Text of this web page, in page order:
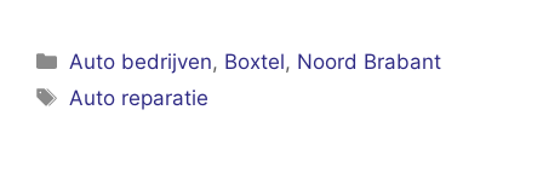
Categorieën
Auto bedrijven, Boxtel, Noord Brabant
Tags
Auto reparatie